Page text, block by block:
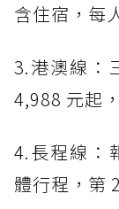
含住宿，每
3.港澳線：
4,988 元起
4.長程線：
體行程，第